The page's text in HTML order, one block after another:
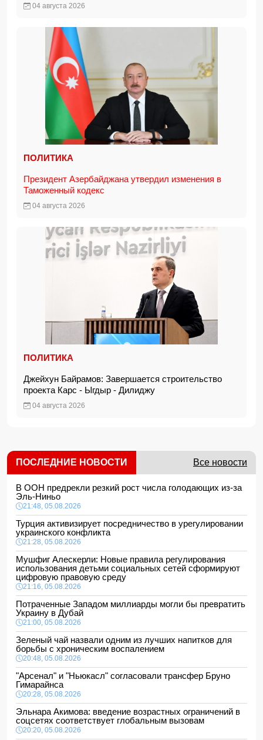
04 августа 2026
ПОЛИТИКА
Президент Азербайджана утвердил изменения в
Таможенный кодекс
04 августа 2026
ПОЛИТИКА
Джейхун Байрамов: Завершается строительство
проекта Карс - Ыгдыр - Дилиджу
04 августа 2026
ПОСЛЕДНИЕ НОВОСТИ Все новости
В ООН предрекли резкий рост числа голодающих из-за
Эль-Ниньо
21:48, 05.08.2026
Турция активизирует посредничество в урегулировании
украинского конфликта
21:28, 05.08.2026
Мушфиг Алескерли: Новые правила регулирования
использования детьми социальных сетей сформируют
цифровую правовую среду
21:16, 05.08.2026
Потраченные Западом миллиарды могли бы превратить
Украину в Дубай
21:00, 05.08.2026
Зеленый чай назвали одним из лучших напитков для
борьбы с хроническим воспалением
20:48, 05.08.2026
"Арсенал" и "Ньюкасл" согласовали трансфер Бруно
Гимарайнса
20:28, 05.08.2026
Эльнара Акимова: введение возрастных ограничений в
соцсетях соответствует глобальным вызовам
20:20, 05.08.2026